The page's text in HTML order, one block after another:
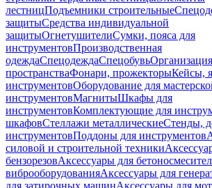
лестницПодъемники строительные
защитыСредства индивидуальной
защитыОгнетушителиСумки, пояса для
инструментовПроизводственная
одеждаСпецодеждаСпецобувь
пространстваФонари, прожекторыКейсы,
инструментовОборудование для
инструментовМагнитыШкафы для
инструментовКомплектующие для
шкафовСтеллажи металлическиеСтенды,
инструментовПоддоны для инструментов
силовой и строительной техники
бензорезовАксессуары для
виброоборудованияАксессуары для
для затирочных машинАксессуары для